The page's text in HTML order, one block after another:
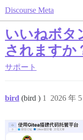
Discourse Meta
いいねボタ
されますか
サポート
bird (bird ) 2026 年
1